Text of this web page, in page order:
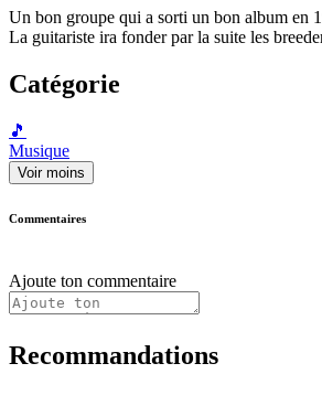
Un bon groupe qui a sorti un bon album en
La guitariste ira fonder par la suite les
Catégorie
🎵
Musique
Voir moins
Commentaires
Ajoute ton commentaire
Recommandations